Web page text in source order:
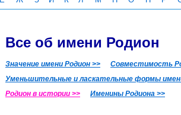
Все об имени Родион
Значение имени Родион >>
Совместимость
Уменьшительные и ласкательные формы
Родион в истории >>
Именины Родиона >>